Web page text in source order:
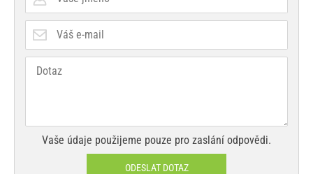
Vaše údaje použijeme pouze pro zaslání odpovědi.
ODESLAT DOTAZ